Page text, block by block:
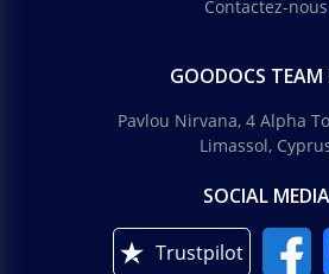
Contactez-nous
GOODOCS TEAM
Pavlou Nirvana, 4 Alpha
Limassol,
SOCIAL MEDIA
Trustpilot